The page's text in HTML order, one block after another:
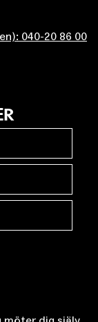
040-20 86 00